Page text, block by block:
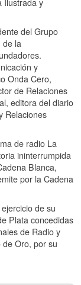
Ilustrada y
del Grupo
de la
y
Onda Cero,
de Relaciones
editora del diario
Relaciones
de radio La
ininterrumpida
Blanca,
por la Cadena
de su
Plata concedidas
de Radio y
Oro, por su